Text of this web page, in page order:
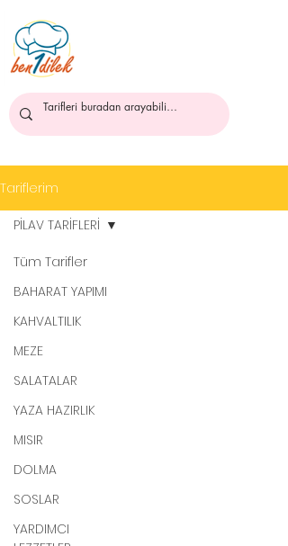
Tariflerim
Tüm Tarifler
BAHARAT YAPIMI
KAHVALTILIK
MEZE
SALATALAR
YAZA HAZIRLIK
MISIR
DOLMA
SOSLAR
YARDIMCI
PİLAV TARİFLERİ